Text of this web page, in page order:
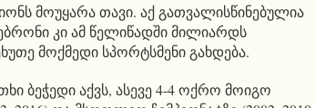
მოუყარა თავი. აქ გათვალისწინებულია
კი ამ წელიწადში მილიარდს
მოქმედი სპორტსმენი გახდება.
ბეჭედი აქვს, ასევე 4-4 ოქრო მოიგო